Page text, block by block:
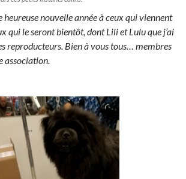
heureuse nouvelle année à ceux qui viennent
qui le seront bientôt, dont Lili et Lulu que j’ai
reproducteurs. Bien à vous tous… membres
association.